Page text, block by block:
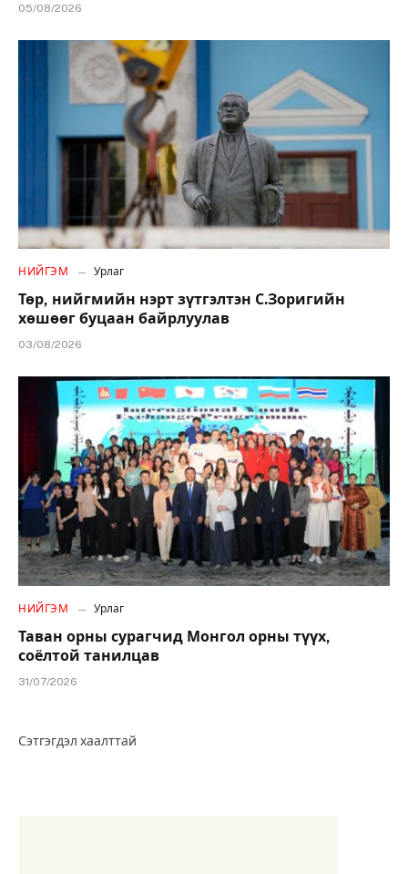
05/08/2026
НИЙГЭМ Урлаг
Төр, нийгмийн нэрт зүтгэлтэн С.Зоригийн
хөшөөг буцаан байрлуулав
03/08/2026
НИЙГЭМ Урлаг
Таван орны сурагчид Монгол орны түүх,
соёлтой танилцав
31/07/2026
Сэтгэгдэл хаалттай